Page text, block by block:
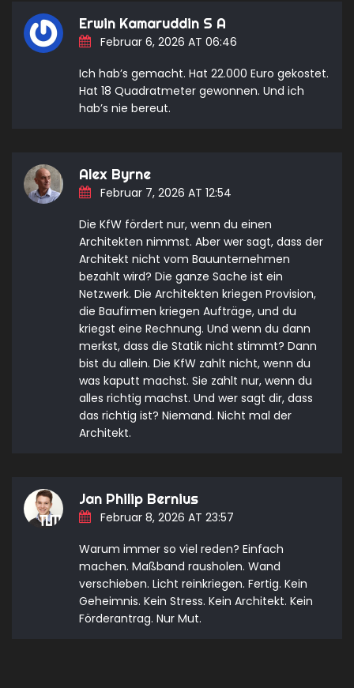
Erwin Kamaruddin S A
Februar 6, 2026 AT 06:46
Ich hab’s gemacht. Hat 22.000 Euro gekostet.
Hat 18 Quadratmeter gewonnen. Und ich
hab’s nie bereut.
Alex Byrne
Februar 7, 2026 AT 12:54
Die KfW fördert nur, wenn du einen
Architekten nimmst. Aber wer sagt, dass der
Architekt nicht vom Bauunternehmen
bezahlt wird? Die ganze Sache ist ein
Netzwerk. Die Architekten kriegen Provision,
die Baufirmen kriegen Aufträge, und du
kriegst eine Rechnung. Und wenn du dann
merkst, dass die Statik nicht stimmt? Dann
bist du allein. Die KfW zahlt nicht, wenn du
was kaputt machst. Sie zahlt nur, wenn du
alles richtig machst. Und wer sagt dir, dass
das richtig ist? Niemand. Nicht mal der
Architekt.
Jan Philip Bernius
Februar 8, 2026 AT 23:57
Warum immer so viel reden? Einfach
machen. Maßband rausholen. Wand
verschieben. Licht reinkriegen. Fertig. Kein
Geheimnis. Kein Stress. Kein Architekt. Kein
Förderantrag. Nur Mut.